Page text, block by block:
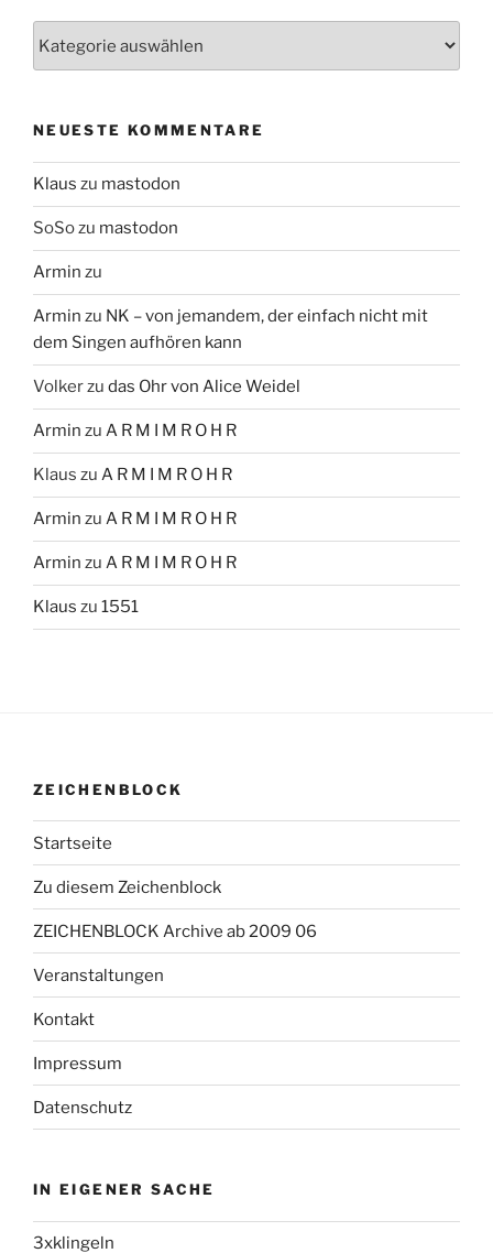
NEUESTE KOMMENTARE
Klaus zu mastodon
SoSozu mastodon
Armin zu
Armin zu NK – von jemandem, der einfach nicht mit
dem Singen aufhören kann
Volkerzu das Ohr von Alice Weidel
Armin zu A R M I M R O H R
Klaus zu A R M I M R O H R
Armin zu A R M I M R O H R
Armin zu A R M I M R O H R
Klaus zu 1551
ZEICHENBLOCK
Startseite
Zu diesem Zeichenblock
ZEICHENBLOCK Archive ab 2009 06
Veranstaltungen
Kontakt
Impressum
Datenschutz
IN EIGENER SACHE
3xklingeln